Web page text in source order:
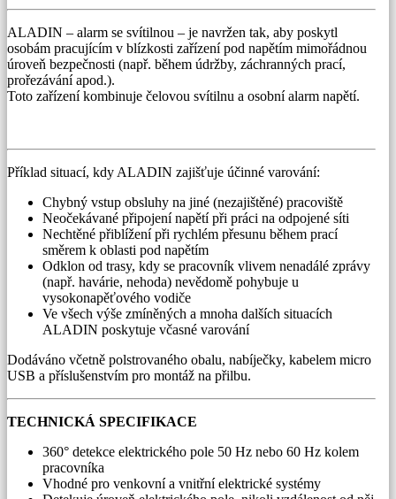
ALADIN – alarm se svítilnou – je navržen tak, aby poskytl
osobám pracujícím v blízkosti zařízení pod napětím mimořádnou
úroveň bezpečnosti (např. během údržby, záchranných prací,
prořezávání apod.).
Toto zařízení kombinuje čelovou svítilnu a osobní alarm napětí.
Příklad situací, kdy ALADIN zajišťuje účinné varování:
Chybný vstup obsluhy na jiné (nezajištěné) pracoviště
Neočekávané připojení napětí při práci na odpojené síti
Nechtěné přiblížení při rychlém přesunu během prací
směrem k oblasti pod napětím
Odklon od trasy, kdy se pracovník vlivem nenadálé zprávy
(např. havárie, nehoda) nevědomě pohybuje u
vysokonapěťového vodiče
Ve všech výše zmíněných a mnoha dalších situacích
ALADIN poskytuje včasné varování
Dodáváno včetně polstrovaného obalu, nabíječky, kabelem micro
USB a příslušenstvím pro montáž na přilbu.
TECHNICKÁ SPECIFIKACE
360° detekce elektrického pole 50 Hz nebo 60 Hz kolem
pracovníka
Vhodné pro venkovní a vnitřní elektrické systémy